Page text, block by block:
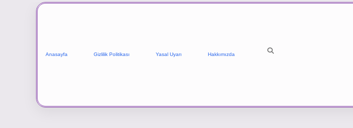
Anasayfa Gizlilik Politikası Yasal Uyarı Hakkımızda